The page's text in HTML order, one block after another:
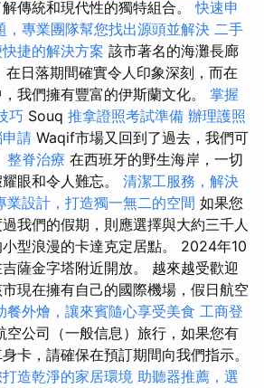
傳統和現代性的獨特組合。快速申
，專業團隊幫您找出源頭並解決 二手
捷的解決方案 該市著名的海灘長廊
日落期間確實令人印象深刻，而在
我們擁有豐富的伊斯蘭文化。 掌握
巧 Souq 推拿證照考試準備 辦理護照
請 Waqif市場又回到了過去，我們可
整脊治療 在西班牙的野生海岸，一切
眼和令人難忘。 清潔工服務，解決
業設計，打造獨一無二的空間 如果您
我們的假期，則應選擇與大約三千人
型浪漫的卡達克定居點。 2024年10
薩金字塔附近開放。 越來越受歡迎
現在擁有自己的國際機場，假日航空
餐外燴，讓來賓隨心享受美食 工商登
空公司（一般信息）旅行，如果您有
卡，請確保在預訂期間向我們指示。
造乾淨的家居環境 助聽器推薦，選